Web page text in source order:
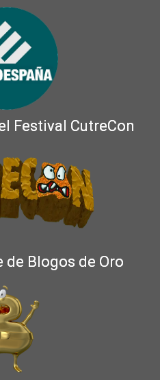
Festival CutreCon
de Blogos de Oro